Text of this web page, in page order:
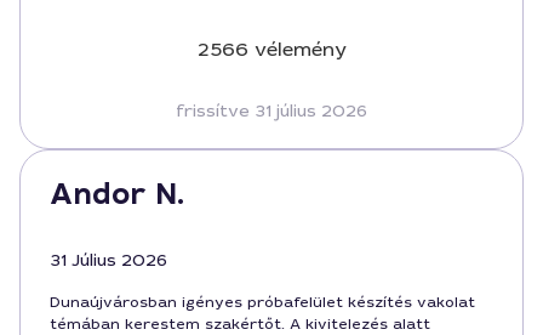
2566 vélemény
frissítve 31 július 2026
Andor N.
31 Július 2026
Dunaújvárosban igényes próbafelület készítés vakolat
témában kerestem szakértőt. A kivitelezés alatt